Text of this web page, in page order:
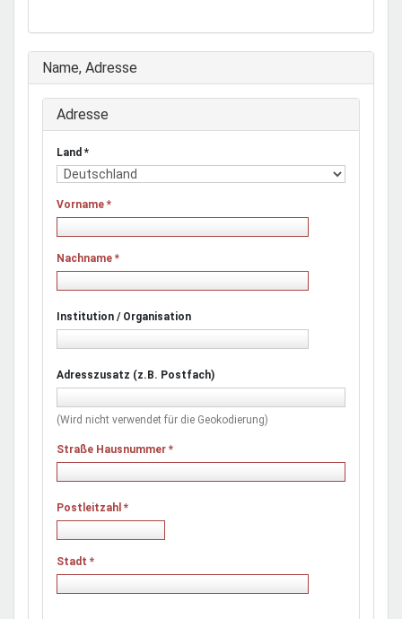
Ausblenden
Name, Adresse
Adresse
Land *
Vorname *
Nachname *
Institution / Organisation
Adresszusatz (z.B. Postfach)
(Wird nicht verwendet für die Geokodierung)
Straße Hausnummer *
Postleitzahl *
Stadt *